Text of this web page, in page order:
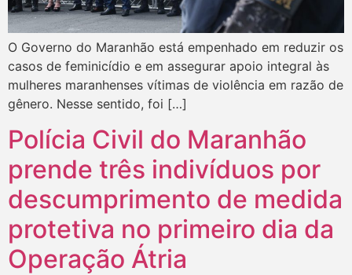
O Governo do Maranhão está empenhado em reduzir os
casos de feminicídio e em assegurar apoio integral às
mulheres maranhenses vítimas de violência em razão de
gênero. Nesse sentido, foi […]
Polícia Civil do Maranhão
prende três indivíduos por
descumprimento de medida
protetiva no primeiro dia da
Operação Átria